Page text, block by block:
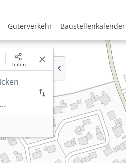
Güterverkehr Baustellenkalender
Teilen